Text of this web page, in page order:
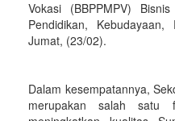
Vokasi (BBPPMPV)
Pendidikan,
Jumat, (23/02).
Dalam kesempatannya,
merupakan salah satu